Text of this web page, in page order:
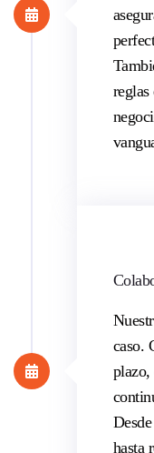
reglas
caso.
plazo,
hasta